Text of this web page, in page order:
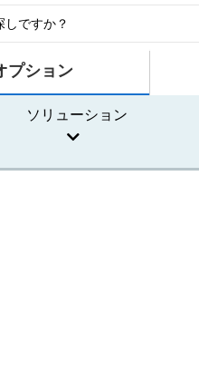
プション
ソリューション